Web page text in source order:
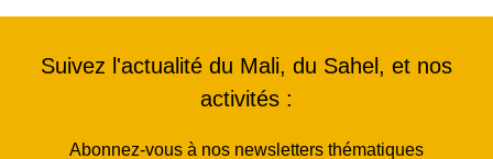
Suivez l'actualité du Mali, du Sahel, et nos
activités :
Abonnez-vous à nos newsletters thématiques